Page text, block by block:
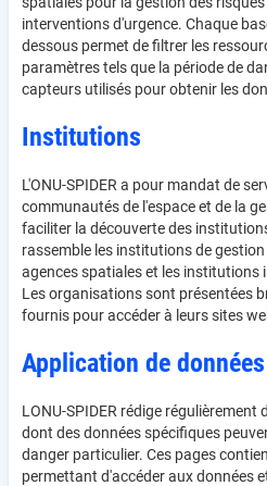
interventions d'urgence. Chaque
dessous permet de filtrer les
paramètres tels que la période de
capteurs utilisés pour obtenir les
Institutions
L'ONU-SPIDER a pour mandat de
communautés de l'espace et de la
faciliter la découverte des
rassemble les institutions de
agences spatiales et les institutions
Les organisations sont présentées
fournis pour accéder à leurs sites
Application de
LONU-SPIDER rédige
dont des données spécifiques
danger particulier. Ces pages
permettant d'accéder aux données